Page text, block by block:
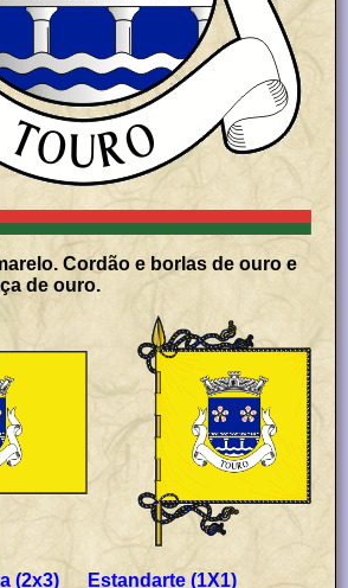
Cordão e borlas de ouro e
de ouro.
(2x3) Estandarte (1X1)